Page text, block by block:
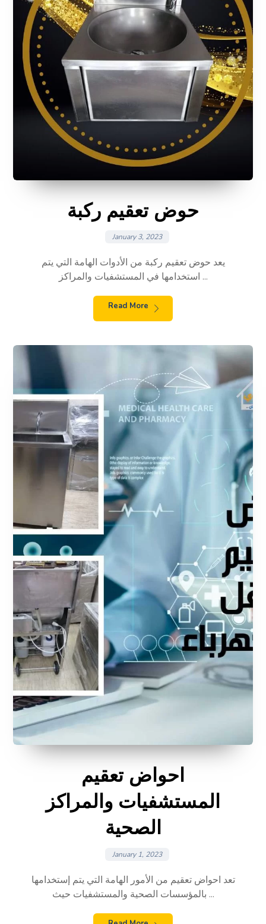
حوض تعقيم ركبة
January 3, 2023
يعد حوض تعقيم ركبة من الأدوات الهامة التي يتم
استخدامها في المستشفيات والمراكز ...
Read More
احواض تعقيم
المستشفيات والمراكز
الصحية
January 1, 2023
تعد احواض تعقيم من الأمور الهامة التي يتم إستخدامها
بالمؤسسات الصحية والمستشفيات حيث ...